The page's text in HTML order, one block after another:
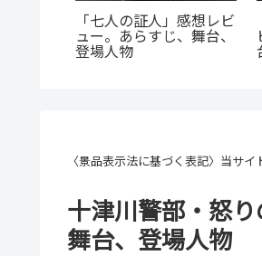
「七人の証人」感想レビ
ュー。あらすじ、舞台、
登場人物
〈景品表示法に基づく表記〉当サ
十津川警部・怒
舞台、登場人物